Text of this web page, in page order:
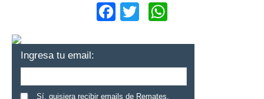
Facebook
Twitter
Ingresa tu email:
Sí, quisiera recibir emails de Remates.